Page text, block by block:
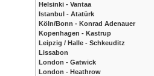
Helsinki - Vantaa
Istanbul - Atatürk
Köln/Bonn - Konrad Adenauer
Kopenhagen - Kastrup
Leipzig / Halle - Schkeuditz
Lissabon
London - Gatwick
London - Heathrow